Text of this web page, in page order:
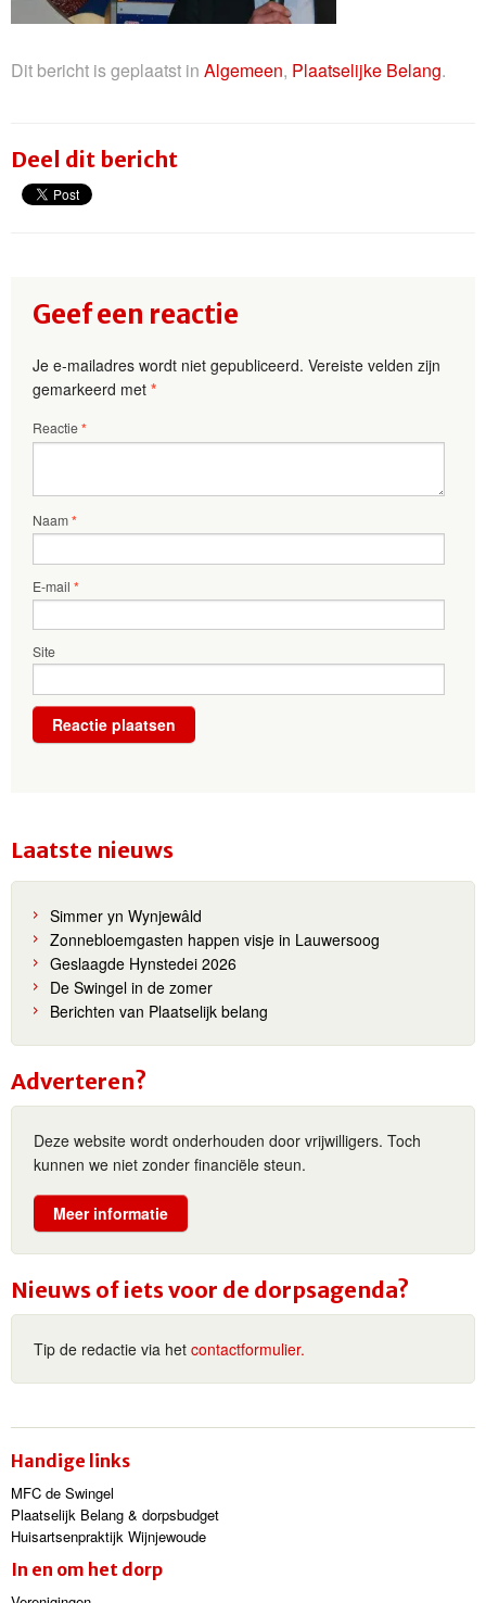
Dit bericht is geplaatst in Algemeen, Plaatselijke Belang.
Deel dit bericht
Geef een reactie
Je e-mailadres wordt niet gepubliceerd. Vereiste velden zijn
gemarkeerd met *
Reactie*
Naam*
E-mail *
Site
Laatste nieuws
Simmer yn Wynjewâld
Zonnebloemgasten happen visje in Lauwersoog
Geslaagde Hynstedei 2026
De Swingel in de zomer
Berichten van Plaatselijk belang
Adverteren?
Deze website wordt onderhouden door vrijwilligers. Toch
kunnen we niet zonder financiële steun.
Meer informatie
Nieuws of iets voor de dorpsagenda?
Tip de redactie via het contactformulier.
Handige links
MFC de Swingel
Plaatselijk Belang & dorpsbudget
Huisartsenpraktijk Wijnjewoude
In en om het dorp